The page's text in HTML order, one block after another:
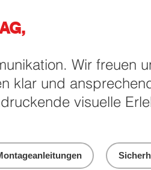
Wir freuen
klar und
visuelle